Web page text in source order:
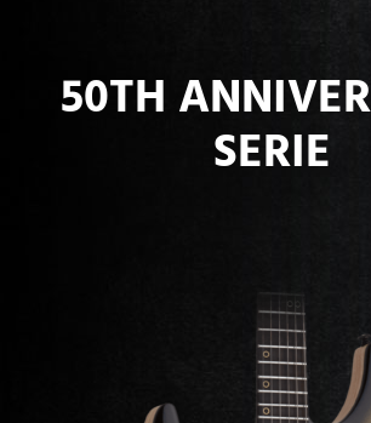
50TH
SERIE